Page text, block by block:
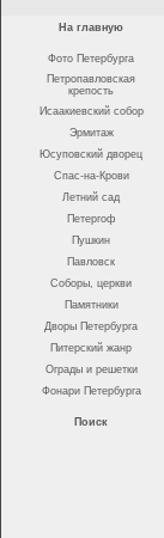
На главную
Фото Петербурга
Петропавловская
крепость
Исаакиевский собор
Эрмитаж
Юсуповский дворец
Спас-на-Крови
Летний сад
Петергоф
Пушкин
Павловск
Соборы, церкви
Памятники
Дворы Петербурга
Питерский жанр
Ограды и решетки
Фонари Петербурга
Поиск